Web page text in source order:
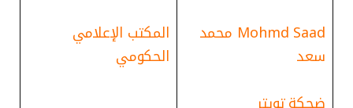
Mohmd Saad محمد
سعد
المكتب الإعلامي
الحكومي